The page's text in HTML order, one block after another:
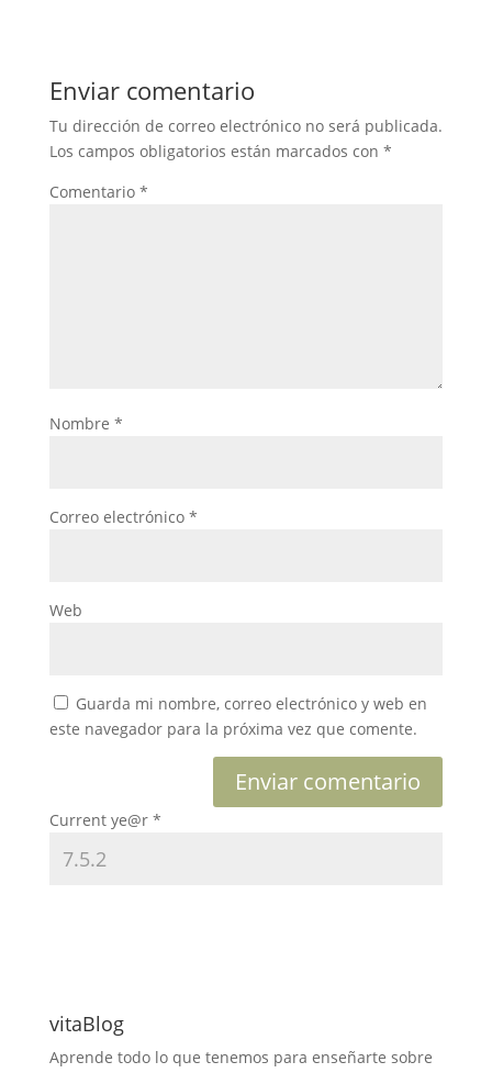
Enviar comentario
Tu dirección de correo electrónico no será publicada.
Los campos obligatorios están marcados con *
Comentario *
Nombre *
Correo electrónico *
Web
Guarda mi nombre, correo electrónico y web en
este navegador para la próxima vez que comente.
Current ye@r *
vitaBlog
Aprende todo lo que tenemos para enseñarte sobre